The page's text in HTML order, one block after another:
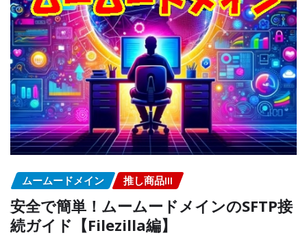
ムームードメイン 推し商品III
安全で簡単！ムームードメインのSFTP接
続ガイド【Filezilla編】